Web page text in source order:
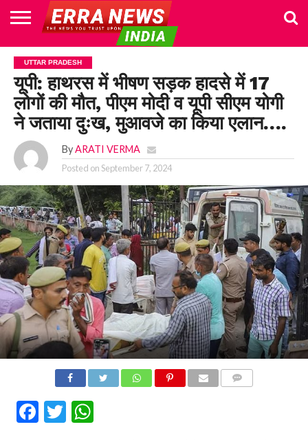
HOME
POLITICS
NEWS
BUSINESS
CULTURE
NATIONAL
SPORTS
LIFESTYLE
TRAVEL
OPINION
BREAKING
NEWS
ENTERTAINMENT
WORLD
CRIME
JOIN
US
UTTAR PRADESH
यूपी: हाथरस में भीषण सड़क हादसे में 17
लोगों की मौत, पीएम मोदी व यूपी सीएम योगी
ने जताया दुःख, मुआवजे का किया एलान….
By ARATI VERMA
Posted onSeptember 7, 2024
Facebook
Twitter
WhatsApp